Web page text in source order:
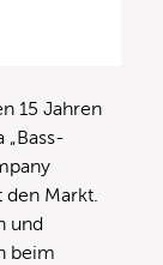
15 Jahren
Markt.
und
beim